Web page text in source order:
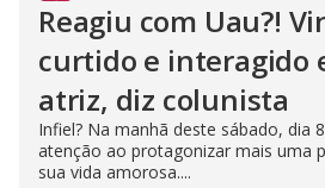
Reagiu com Uau?!
curtido e interagido
atriz, diz colunista
Infiel? Na manhã deste sábado, dia
atenção ao protagonizar mais uma
sua vida amorosa....